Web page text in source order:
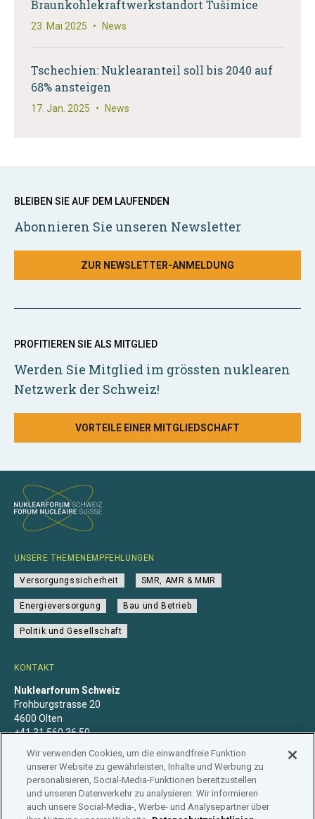
Braunkohlekraftwerkstandort Tušimice
23. Mai 2025 • News
Tschechien: Nuklearanteil soll bis 2040 auf
68% ansteigen
17. Jan. 2025 • News
BLEIBEN SIE AUF DEM LAUFENDEN
Abonnieren Sie unseren Newsletter
ZUR NEWSLETTER-ANMELDUNG
PROFITIEREN SIE ALS MITGLIED
Werden Sie Mitglied im grössten nuklearen
Netzwerk der Schweiz!
VORTEILE EINER MITGLIEDSCHAFT
KONTAKT
Nuklearforum Schweiz
Frohburgstrasse 20
4600 Olten
+41 31 560 36 50
UNSERE THEMENEMPFEHLUNGEN
Versorgungssicherheit SMR, AMR & MMR
Energieversorgung Bau und Betrieb
Politik und Gesellschaft
Datenschutzerklärung Impressum Mitgliedschaft
Wir verwenden Cookies, um die einwandfreie Funktion
unserer Website zu gewährleisten, Inhalte und Werbung zu
personalisieren, Social-Media-Funktionen bereitzustellen
und unseren Datenverkehr zu analysieren. Wir informieren
auch unsere Social-Media-, Werbe- und Analysepartner über